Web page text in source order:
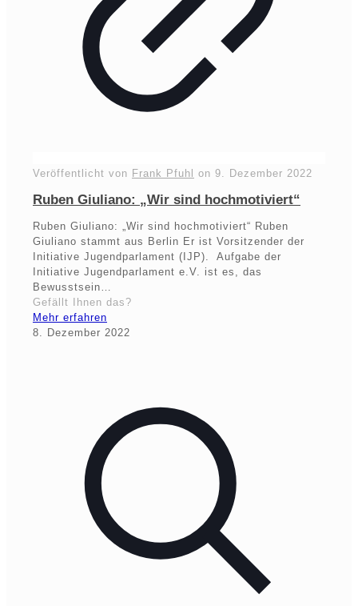
Veröffentlicht von Frank Pfuhl on 9. Dezember 2022
Ruben Giuliano: „Wir sind hochmotiviert“
Ruben Giuliano: „Wir sind hochmotiviert“ Ruben
Giuliano stammt aus Berlin Er ist Vorsitzender der
Initiative Jugendparlament (IJP). Aufgabe der
Initiative Jugendparlament e.V. ist es, das
Bewusstsein…
Gefällt Ihnen das?
Mehr erfahren
8. Dezember 2022